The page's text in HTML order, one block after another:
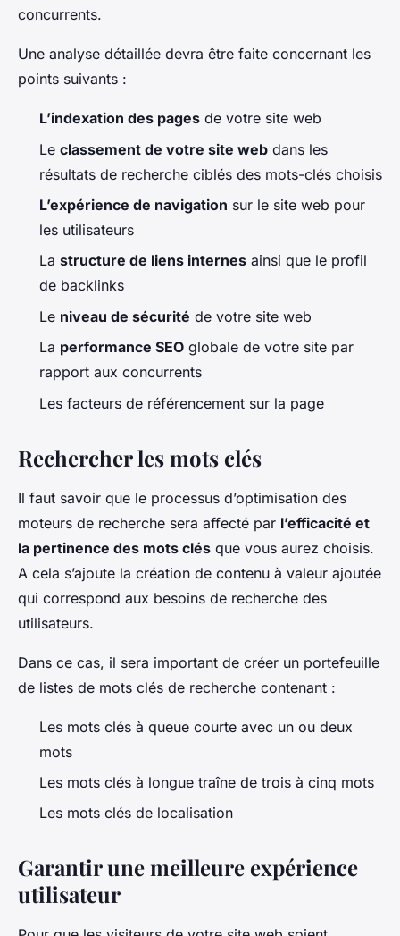
concurrents.
Une analyse détaillée devra être faite concernant les
points suivants :
L’indexation des pages de votre site web
Le classement de votre site web dans les
résultats de recherche ciblés des mots-clés choisis
L’expérience de navigation sur le site web pour
les utilisateurs
La structure de liens internes ainsi que le profil
de backlinks
Le niveau de sécurité de votre site web
La performance SEO globale de votre site par
rapport aux concurrents
Les facteurs de référencement sur la page
Rechercher les mots clés
Il faut savoir que le processus d’optimisation des
moteurs de recherche sera affecté par l’efficacité et
la pertinence des mots clés que vous aurez choisis.
A cela s’ajoute la création de contenu à valeur ajoutée
qui correspond aux besoins de recherche des
utilisateurs.
Dans ce cas, il sera important de créer un portefeuille
de listes de mots clés de recherche contenant :
Les mots clés à queue courte avec un ou deux
mots
Les mots clés à longue traîne de trois à cinq mots
Les mots clés de localisation
Garantir une meilleure expérience
utilisateur